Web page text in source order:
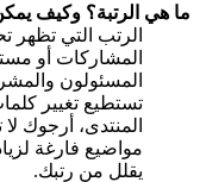
ما هي الرتبة؟ وكيف
الرتب التي
المشاركات أو
المسئولون
تستطيع تغيير
المنتدى، أرجوك
مواضيع فارغة
يقلل من رتبك.